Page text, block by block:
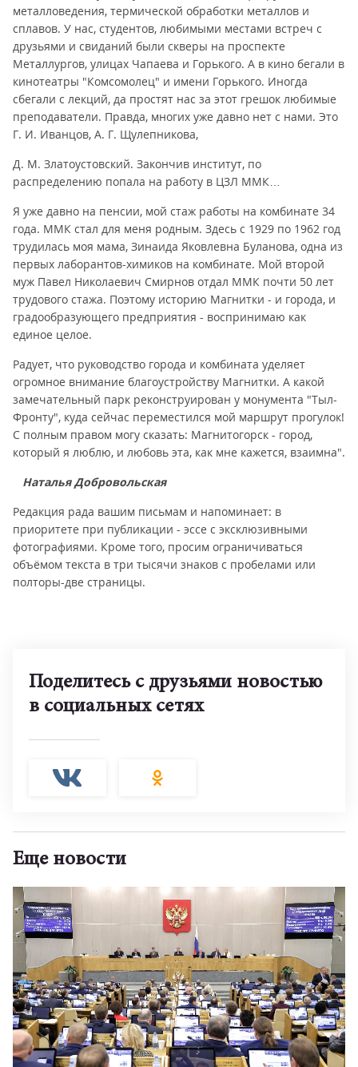
металловедения, термической обработки металлов и
сплавов. У нас, студентов, любимыми местами встреч с
друзьями и свиданий были скверы на проспекте
Металлургов, улицах Чапаева и Горького. А в кино бегали в
кинотеатры "Комсомолец" и имени Горького. Иногда
сбегали с лекций, да простят нас за этот грешок любимые
преподаватели. Правда, многих уже давно нет с нами. Это
Г. И. Иванцов, А. Г. Щулепникова,
Д. М. Златоустовский. Закончив институт, по
распределению попала на работу в ЦЗЛ ММК…
Я уже давно на пенсии, мой стаж работы на комбинате 34
года. ММК стал для меня родным. Здесь с 1929 по 1962 год
трудилась моя мама, Зинаида Яковлевна Буланова, одна из
первых лаборантов-химиков на комбинате. Мой второй
муж Павел Николаевич Смирнов отдал ММК почти 50 лет
трудового стажа. Поэтому историю Магнитки - и города, и
градообразующего предприятия - воспринимаю как
единое целое.
Радует, что руководство города и комбината уделяет
огромное внимание благоустройству Магнитки. А какой
замечательный парк реконструирован у монумента "Тыл-
Фронту", куда сейчас переместился мой маршрут прогулок!
С полным правом могу сказать: Магнитогорск - город,
который я люблю, и любовь эта, как мне кажется, взаимна".
Наталья Добровольская
Редакция рада вашим письмам и напоминает: в
приоритете при публикации - эссе с эксклюзивными
фотографиями. Кроме того, просим ограничиваться
объёмом текста в три тысячи знаков с пробелами или
полторы-две страницы.
Поделитесь с друзьями новостью
в социальных сетях
Еще новости